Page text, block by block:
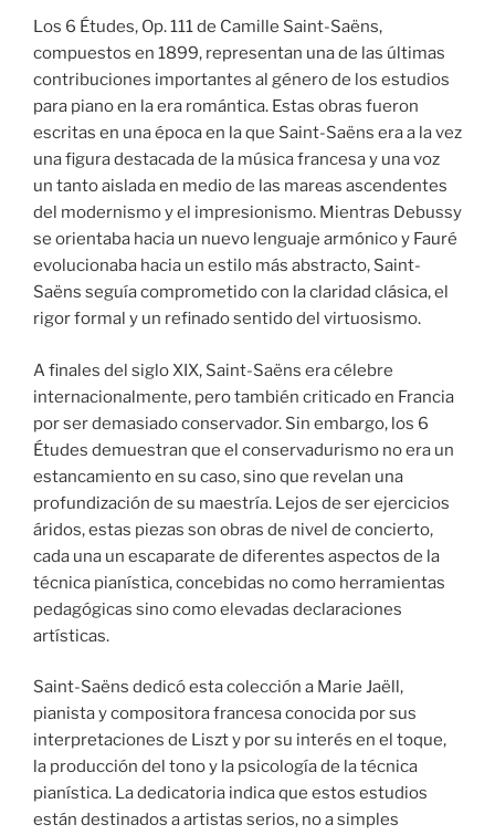
Los 6 Études, Op. 111 de Camille Saint-Saëns,
compuestos en 1899, representan una de las últimas
contribuciones importantes al género de los estudios
para piano en la era romántica. Estas obras fueron
escritas en una época en la que Saint-Saëns era a la vez
una figura destacada de la música francesa y una voz
un tanto aislada en medio de las mareas ascendentes
del modernismo y el impresionismo. Mientras Debussy
se orientaba hacia un nuevo lenguaje armónico y Fauré
evolucionaba hacia un estilo más abstracto, Saint-
Saëns seguía comprometido con la claridad clásica, el
rigor formal y un refinado sentido del virtuosismo.
A finales del siglo XIX, Saint-Saëns era célebre
internacionalmente, pero también criticado en Francia
por ser demasiado conservador. Sin embargo, los 6
Études demuestran que el conservadurismo no era un
estancamiento en su caso, sino que revelan una
profundización de su maestría. Lejos de ser ejercicios
áridos, estas piezas son obras de nivel de concierto,
cada una un escaparate de diferentes aspectos de la
técnica pianística, concebidas no como herramientas
pedagógicas sino como elevadas declaraciones
artísticas.
Saint-Saëns dedicó esta colección a Marie Jaëll,
pianista y compositora francesa conocida por sus
interpretaciones de Liszt y por su interés en el toque,
la producción del tono y la psicología de la técnica
pianística. La dedicatoria indica que estos estudios
están destinados a artistas serios, no a simples